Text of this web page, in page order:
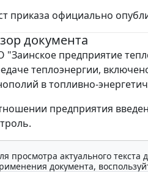
приказа официально
документа
"Заинское предприятие
теплоэнергии,
в топливно-
предприятия
просмотра актуального
документа,